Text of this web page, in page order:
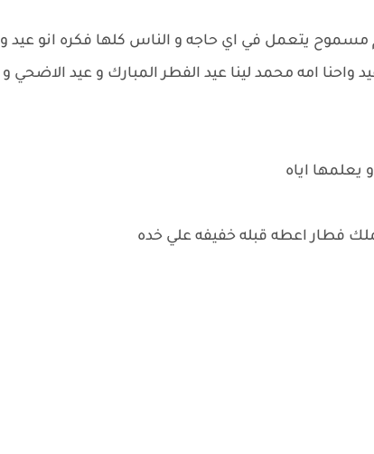
مسموح يتعمل في اي حاجه و الناس كلها فكره انو عيد و
امه محمد لينا عيد الفطر المبارك و عيد الاضحي و
اياه
فطار اعطه قبله خفيفه علي خده